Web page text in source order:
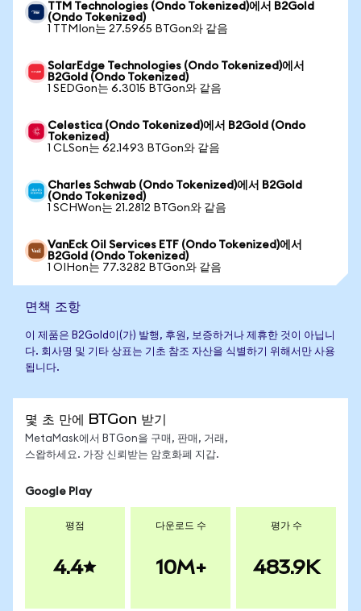
TTM Technologies (Ondo Tokenized)에서 B2Gold
(Ondo Tokenized)
1 TTMIon는 27.5965 BTGon와 같음
SolarEdge Technologies (Ondo Tokenized)에서
B2Gold (Ondo Tokenized)
1 SEDGon는 6.3015 BTGon와 같음
Celestica (Ondo Tokenized)에서 B2Gold (Ondo
Tokenized)
1 CLSon는 62.1493 BTGon와 같음
Charles Schwab (Ondo Tokenized)에서 B2Gold
(Ondo Tokenized)
1 SCHWon는 21.2812 BTGon와 같음
VanEck Oil Services ETF (Ondo Tokenized)에서
B2Gold (Ondo Tokenized)
1 OIHon는 77.3282 BTGon와 같음
면책 조항
이 제품은 B2Gold이(가) 발행, 후원, 보증하거나 제휴한 것이 아닙니
다. 회사명 및 기타 상표는 기초 참조 자산을 식별하기 위해서만 사용
됩니다.
몇 초 만에 BTGon 받기
MetaMask에서 BTGon을 구매, 판매, 거래,
스왑하세요. 가장 신뢰받는 암호화폐 지갑.
Google Play
평점
4.4
다운로드 수
10M+
평가 수
483.9K